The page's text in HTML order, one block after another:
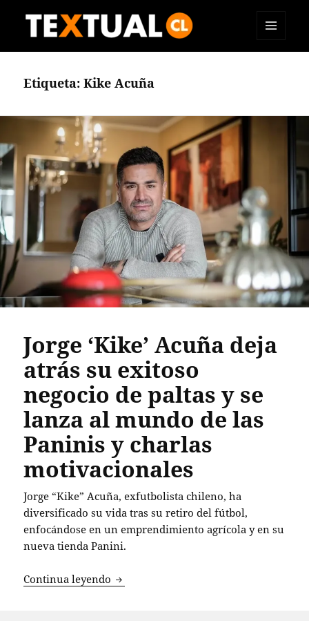
Etiqueta:Kike Acuña
Jorge ‘Kike’ Acuña deja
atrás su exitoso
negocio de paltas y se
lanza al mundo de las
Paninis y charlas
motivacionales
Jorge “Kike” Acuña, exfutbolista chileno, ha
diversificado su vida tras su retiro del fútbol,
enfocándose en un emprendimiento agrícola y en su
nueva tienda Panini.
Continua leyendo Jorge ‘Kike’ Acuña deja atrás su